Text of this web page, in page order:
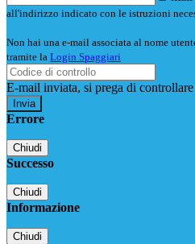
all'indirizzo indicato con le istruzioni
Non hai una e-mail associata al nome
tramite la Login Spaggiari
E-mail inviata, si prega di
Errore
Chiudi
Successo
Chiudi
Informazione
Chiudi